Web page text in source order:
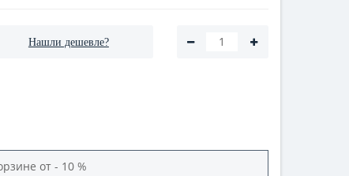
Нашли дешевле?
от - 10 %